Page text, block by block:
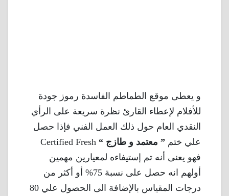
و يعطى موقع الطماطم الفاسدة رموز جودة
للأفلام لإعطاء القارئ نظرة سريعة على الرأي
النقدي العام حول ذلك العمل الفني فإذا حصل
علي ختم ” معتمد و طازج “ Certified Fresh
فهو يعنى أنه تم إستيفاءه لمعيارين مهمين
أولهم انه حصل على نسبة 75% أو أكثر من
درجات المقياس بالإضافة الى الحصول علي 80